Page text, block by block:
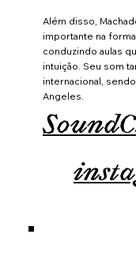
Além disso,
importante na
conduzindo aulas
intuição. Seu som
internacional,
Angeles.